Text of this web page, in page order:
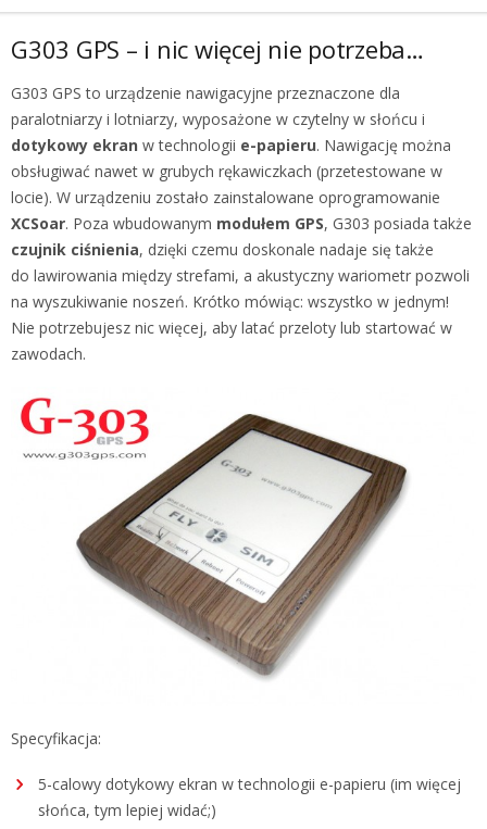
G303 GPS – i nic więcej nie potrzeba…
G303 GPS to urządzenie nawigacyjne przeznaczone dla
paralotniarzy i lotniarzy, wyposażone w czytelny w słońcu i
dotykowy ekran w technologii e-papieru. Nawigację można
obsługiwać nawet w grubych rękawiczkach (przetestowane w
locie). W urządzeniu zostało zainstalowane oprogramowanie
XCSoar. Poza wbudowanym modułem GPS, G303 posiada także
czujnik ciśnienia, dzięki czemu doskonale nadaje się także
do lawirowania między strefami, a akustyczny wariometr pozwoli
na wyszukiwanie noszeń. Krótko mówiąc: wszystko w jednym!
Nie potrzebujesz nic więcej, aby latać przeloty lub startować w
zawodach.
Specyfikacja:
5-calowy dotykowy ekran w technologii e-papieru (im więcej
słońca, tym lepiej widać;)